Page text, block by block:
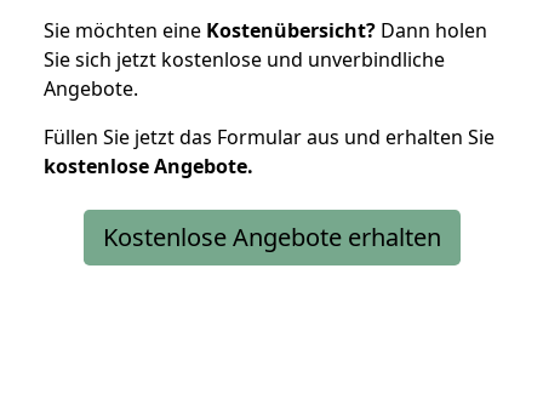
Sie möchten eine Kostenübersicht? Dann holen
Sie sich jetzt kostenlose und unverbindliche
Angebote.
Füllen Sie jetzt das Formular aus und erhalten Sie
kostenloseAngebote.
Kostenlose Angebote erhalten